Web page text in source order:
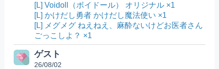
[L] Voidoll（ボイドール） オリジナル ×1
[L] かけだし勇者 かけだし魔法使い ×1
[L] メグメグ ねえねえ、麻酔ないけどお医者さん
ごっこしよ？ ×1
ゲスト
26/08/02